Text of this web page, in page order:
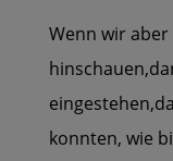
Wenn wir
konnten, wie